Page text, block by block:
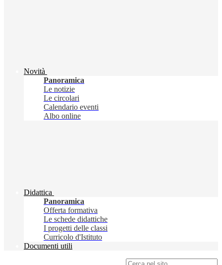
Novità
Panoramica
Le notizie
Le circolari
Calendario eventi
Albo online
Didattica
Panoramica
Offerta formativa
Le schede didattiche
I progetti delle classi
Curricolo d'Istituto
Documenti utili